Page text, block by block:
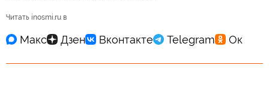
Читать inosmi.ru в